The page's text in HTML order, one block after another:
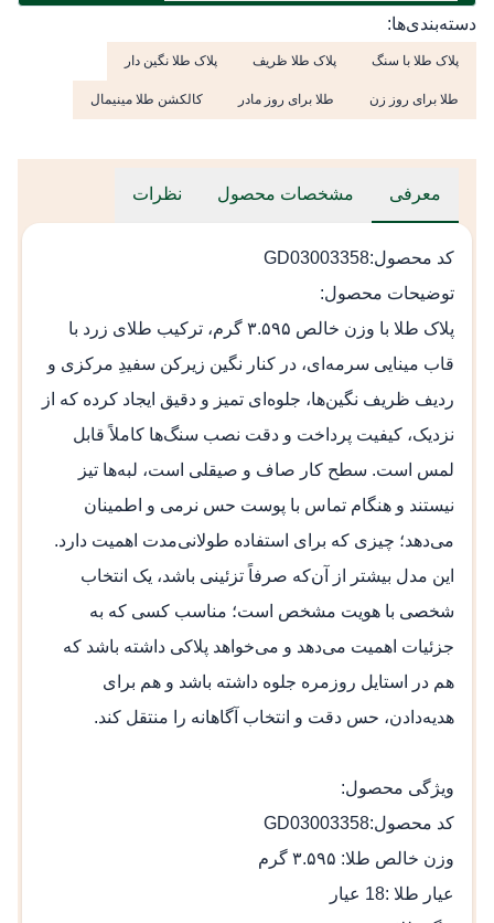
دسته‌بندی‌ها:
پلاک طلا با سنگ پلاک طلا ظریف پلاک طلا نگین دار
طلا برای روز زن طلا برای روز مادر کالکشن طلا مینیمال
معرفی مشخصات محصول نظرات
کد محصول:GD03003358
توضیحات محصول:
پلاک طلا با وزن خالص ۳.۵۹۵ گرم، ترکیب طلای زرد با
قاب مینایی سرمه‌ای، در کنار نگین زیرکن سفیدِ مرکزی و
ردیف ظریف نگین‌ها، جلوه‌ای تمیز و دقیق ایجاد کرده که از
نزدیک، کیفیت پرداخت و دقت نصب سنگ‌ها کاملاً قابل
لمس است. سطح کار صاف و صیقلی است، لبه‌ها تیز
نیستند و هنگام تماس با پوست حس نرمی و اطمینان
می‌دهد؛ چیزی که برای استفاده طولانی‌مدت اهمیت دارد.
این مدل بیشتر از آن‌که صرفاً تزئینی باشد، یک انتخاب
شخصی با هویت مشخص است؛ مناسب کسی که به
جزئیات اهمیت می‌دهد و می‌خواهد پلاکی داشته باشد که
هم در استایل روزمره جلوه داشته باشد و هم برای
هدیه‌دادن، حس دقت و انتخاب آگاهانه را منتقل کند.
ویژگی محصول:
کد محصول:GD03003358
وزن خالص طلا: ۳.۵۹۵ گرم
عیار طلا :18 عیار